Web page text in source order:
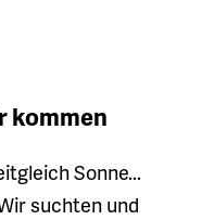
kommen
Sonne...
suchten und